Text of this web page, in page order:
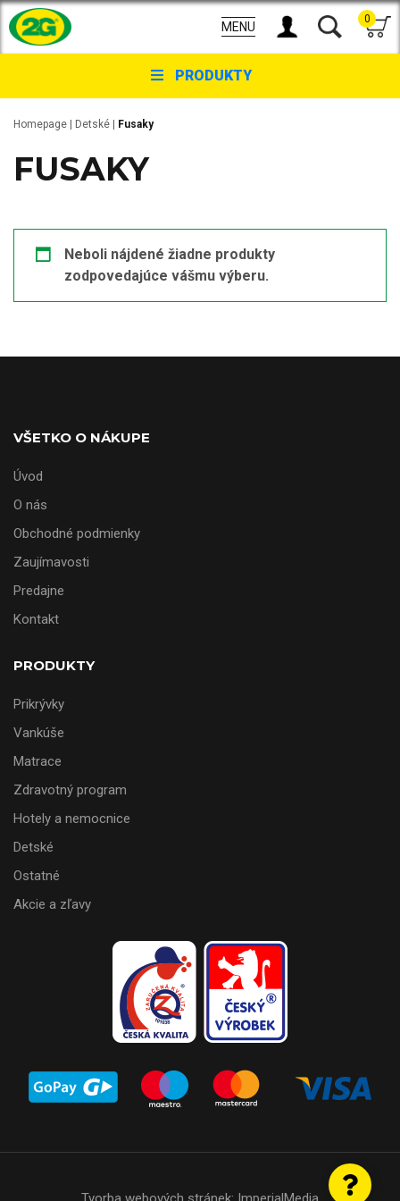
MENU
0
PRODUKTY
Homepage Detské Fusaky
FUSAKY
Neboli nájdené žiadne produkty
zodpovedajúce vášmu výberu.
VŠETKO O NÁKUPE
Úvod
O nás
Obchodné podmienky
Zaujímavosti
Predajne
Kontakt
PRODUKTY
Prikrývky
Vankúše
Matrace
Zdravotný program
Hotely a nemocnice
Detské
Ostatné
Akcie a zľavy